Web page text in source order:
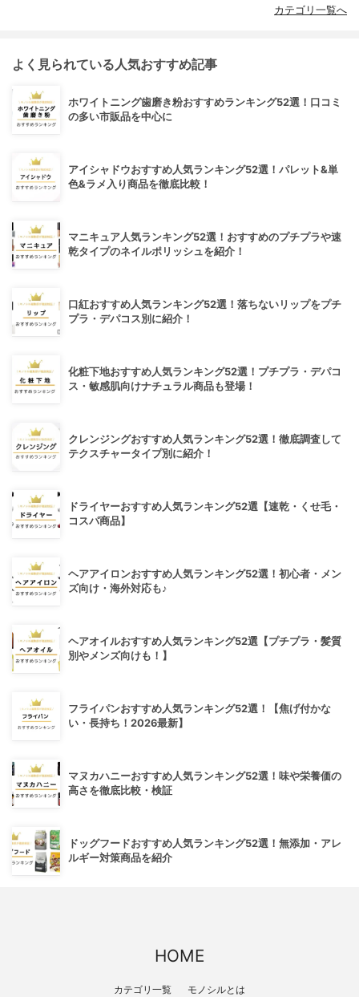
カテゴリ一覧へ
よく見られている人気おすすめ記事
ホワイトニング歯磨き粉おすすめランキング52選！口コミ
の多い市販品を中心に
アイシャドウおすすめ人気ランキング52選！パレット&単
色&ラメ入り商品を徹底比較！
マニキュア人気ランキング52選！おすすめのプチプラや速
乾タイプのネイルポリッシュを紹介！
口紅おすすめ人気ランキング52選！落ちないリップをプチ
プラ・デパコス別に紹介！
化粧下地おすすめ人気ランキング52選！プチプラ・デパコ
ス・敏感肌向けナチュラル商品も登場！
クレンジングおすすめ人気ランキング52選！徹底調査して
テクスチャータイプ別に紹介！
ドライヤーおすすめ人気ランキング52選【速乾・くせ毛・
コスパ商品】
ヘアアイロンおすすめ人気ランキング52選！初心者・メン
ズ向け・海外対応も♪
ヘアオイルおすすめ人気ランキング52選【プチプラ・髪質
別やメンズ向けも！】
フライパンおすすめ人気ランキング52選！【焦げ付かな
い・長持ち！2026最新】
マヌカハニーおすすめ人気ランキング52選！味や栄養価の
高さを徹底比較・検証
ドッグフードおすすめ人気ランキング52選！無添加・アレ
ルギー対策商品を紹介
HOME
カテゴリ一覧 モノシルとは